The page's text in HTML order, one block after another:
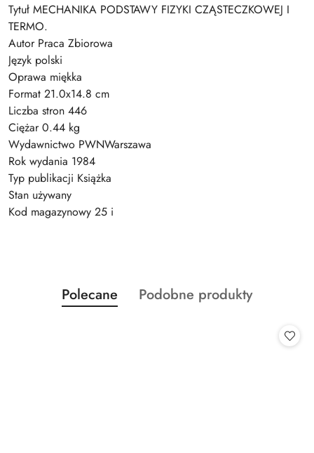
Tytuł MECHANIKA PODSTAWY FIZYKI CZĄSTECZKOWEJ I
TERMO.
Autor Praca Zbiorowa
Język polski
Oprawa miękka
Format 21.0x14.8 cm
Liczba stron 446
Ciężar 0.44 kg
Wydawnictwo PWNWarszawa
Rok wydania 1984
Typ publikacji Książka
Stan używany
Kod magazynowy 25 i
Pomiń karuzelę produktów
Produkty
o
Polecane
Produkty
Podobne produkty